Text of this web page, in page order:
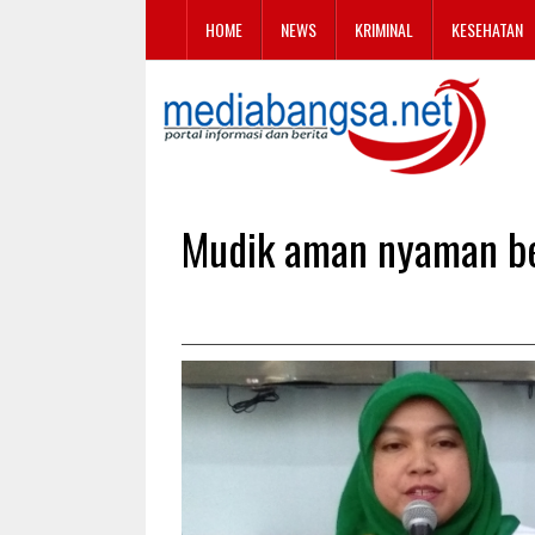
HOME NEWS KRIMINAL KESEHATAN
Mudik aman nyaman